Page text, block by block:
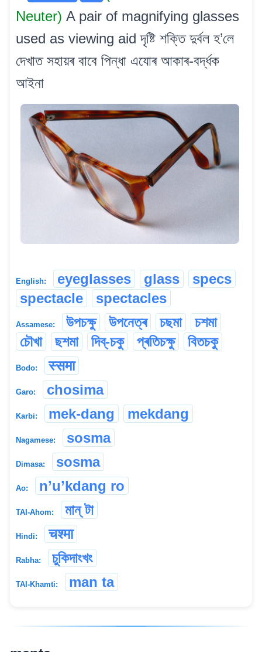
Neuter) A pair of magnifying glasses
used as viewing aid দৃষ্টি শক্তি দুৰ্বল হ’লে
দেখাত সহায়ৰ বাবে পিন্ধা এযোৰ আকাৰ-বৰ্দ্ধক
আইনা
English: eyeglasses glass
specs
spectacle
spectacles
Assamese: উপচক্ষু উপনেত্ৰ চছমা
চশমা
চৌখা
ছশমা দিব্-চকু প্ৰতিচক্ষু বিতচকু
Bodo: स्समा
Garo: chosima
Karbi: mek-dang mekdang
Nagamese: sosma
Dimasa: sosma
Ao: n’u’kdang ro
TAI-Ahom: মান্ টা
Hindi: चश्मा
Rabha: চুকিদাংখং
TAI-Khamti: man ta